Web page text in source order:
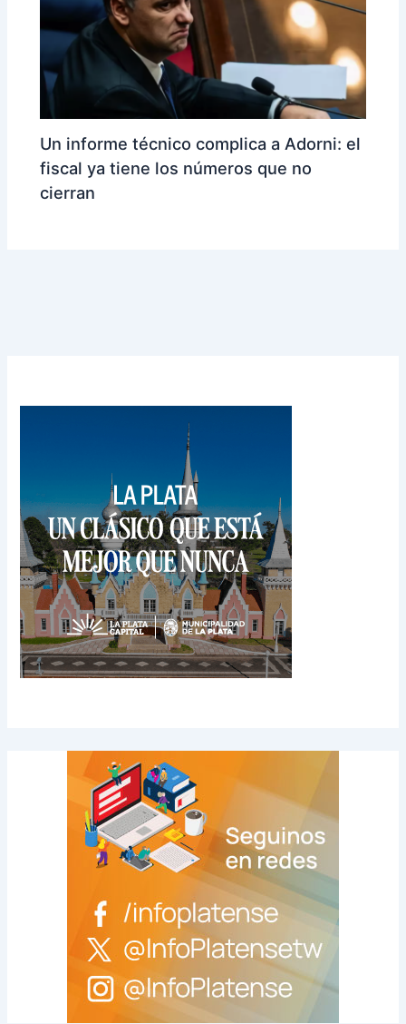
Un informe técnico complica a Adorni: el
fiscal ya tiene los números que no
cierran